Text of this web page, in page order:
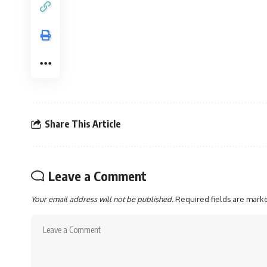
Share This Article
Leave a Comment
Your email address will not be published.Required fields are